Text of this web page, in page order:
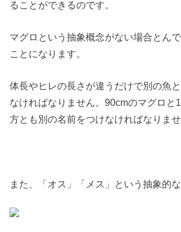
ることができるのです。
マグロという抽象概念がない場合とん
ことになります。
体長やヒレの長さが違うだけで別の魚
なければなりません。90cmのマグロと
方とも別の名前をつけなければなりませ
また、「オス」「メス」という抽象的な